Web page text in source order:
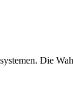
Die